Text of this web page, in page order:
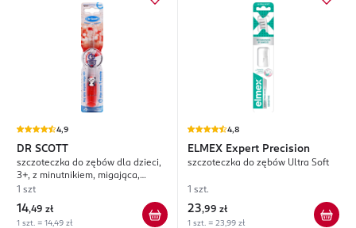
4,9
DR SCOTT
szczoteczka do zębów dla dzieci,
3+, z minutnikiem, migająca,
kryształkowa, Soft, różne wzory
1 szt
14,49 zł
1 szt. = 14,49 zł
4,8
ELMEX Expert Precision
szczoteczka do zębów Ultra Soft
1 szt.
23,99 zł
1 szt. = 23,99 zł